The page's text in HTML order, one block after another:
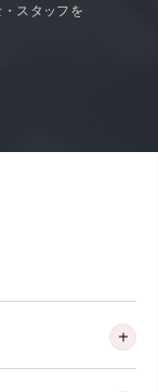
スタッフを